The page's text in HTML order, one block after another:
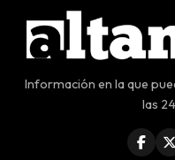
Información en la que
las